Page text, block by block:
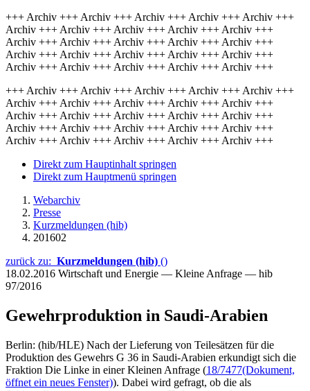
+++ Archiv +++ Archiv +++ Archiv +++ Archiv +++ Archiv +++
Archiv +++ Archiv +++ Archiv +++ Archiv +++ Archiv +++
Archiv +++ Archiv +++ Archiv +++ Archiv +++ Archiv +++
Archiv +++ Archiv +++ Archiv +++ Archiv +++ Archiv +++
Archiv +++ Archiv +++ Archiv +++ Archiv +++ Archiv +++
+++ Archiv +++ Archiv +++ Archiv +++ Archiv +++ Archiv +++
Archiv +++ Archiv +++ Archiv +++ Archiv +++ Archiv +++
Archiv +++ Archiv +++ Archiv +++ Archiv +++ Archiv +++
Archiv +++ Archiv +++ Archiv +++ Archiv +++ Archiv +++
Archiv +++ Archiv +++ Archiv +++ Archiv +++ Archiv +++
Direkt zum Hauptinhalt springen
Direkt zum Hauptmenü springen
Webarchiv
Presse
Kurzmeldungen (hib)
201602
zurück zu: Kurzmeldungen (hib) ()
18.02.2016 Wirtschaft und Energie — Kleine Anfrage — hib
97/2016
Gewehrproduktion in Saudi-Arabien
Berlin: (hib/HLE) Nach der Lieferung von Teilesätzen für die
Produktion des Gewehrs G 36 in Saudi-Arabien erkundigt sich die
Fraktion Die Linke in einer Kleinen Anfrage (18/7477(Dokument,
öffnet ein neues Fenster)). Dabei wird gefragt, ob die als